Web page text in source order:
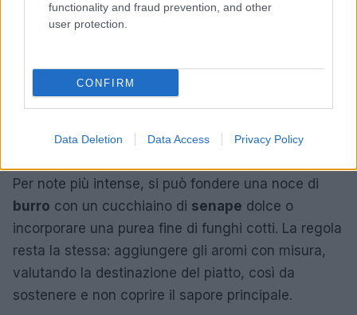
functionality and fraud prevention, and other
user protection.
CONFIRM
Data Deletion Data Access Privacy Policy
con chiodi di garofano), quindi coprire e lasciare in
infusione 15–20 minuti; filtrare e procedere con il
verdure, timo o maggiorana per ripieni, un soffio di
noce moscata per piatti classici, un tocco di
mornaysemplificata.
Per note più intense, si può fondere una noce di
burro con un cucchiaino di senape dolce o
incorporare una purea fine di funghi cotti. La regola
resta la stessa: aggiungere gli aromi con misura,
valutando la destinazione del piatto, così da
sostenere e non coprire il sapore principale.